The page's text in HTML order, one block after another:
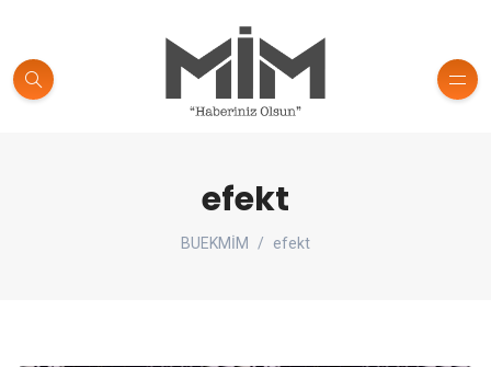
efekt
BUEKMİM efekt